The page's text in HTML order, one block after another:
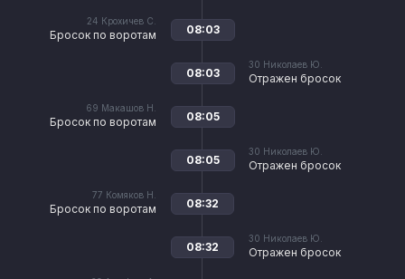
24 Крохичев С.
Бросок по воротам 08:03
30 Николаев Ю.
Отражен бросок
08:03
69 Макашов Н.
Бросок по воротам 08:05
30 Николаев Ю.
Отражен бросок
08:05
77 Комяков Н.
Бросок по воротам 08:32
30 Николаев Ю.
Отражен бросок
08:32